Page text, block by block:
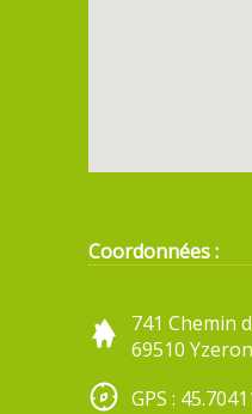
Coordonnées :
741 Chemin
69510 Yzeron
GPS :